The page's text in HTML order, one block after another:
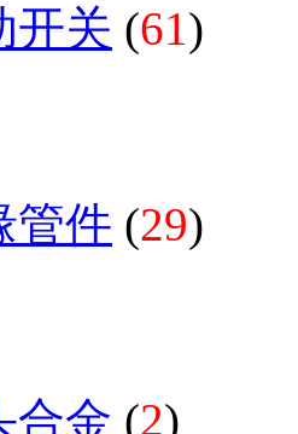
开关 (61)
管件 (29)
合金 (2)